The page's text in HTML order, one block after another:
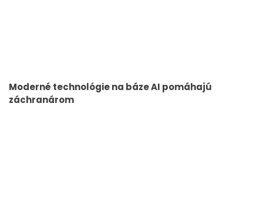
Moderné technológie na báze AI pomáhajú
záchranárom